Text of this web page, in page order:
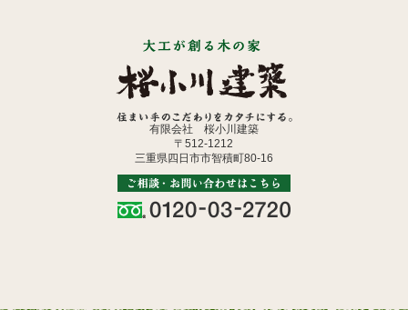
有限会社 桜小川建築
〒512-1212
三重県四日市市智積町80-16